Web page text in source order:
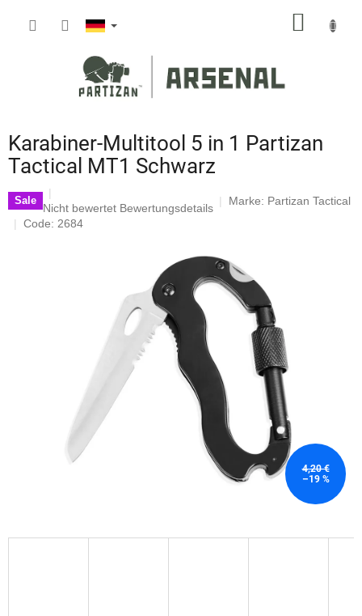
Karabiner-Multitool 5 in 1 Partizan
Tactical MT1 Schwarz
Sale
Die
durchschnittliche
Nicht bewertet Bewertungsdetails
Marke: Partizan Tactical
Code: 2684
4,20 €
–19 %